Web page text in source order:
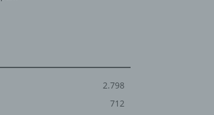
2.798
712